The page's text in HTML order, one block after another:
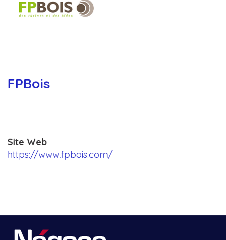
FPBois
Site Web
https://www.fpbois.com/